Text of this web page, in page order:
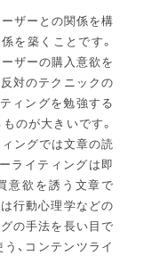
ザーとの関係を構
を築くことです。
ザーの購入意欲を
対のテクニックの
ィングを勉強する
のが大きいです。
ングでは文章の読
ライティングは即
意欲を誘う文章で
行動心理学などの
の手法を長い目で
、コンテンツライ